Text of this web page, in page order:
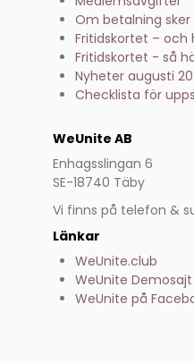
Om betalning
Fritidskortet – och
Fritidskortet - så
Nyheter augusti
Checklista för
WeUnite AB
Enhagsslingan 6
SE-18740 Täby
Vi finns på telefon &
Länkar
WeUnite.club
WeUnite Demosajt
WeUnite på